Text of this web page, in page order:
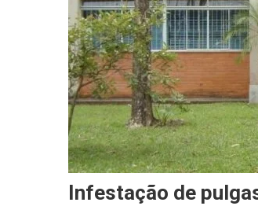
Infestação de